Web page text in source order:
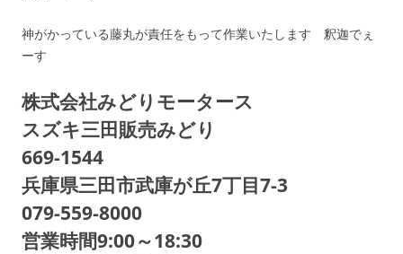
神がかっている藤丸が責任をもって作業いたします 釈迦でぇ
ーす
株式会社みどりモータース
スズキ三田販売みどり
669-1544
兵庫県三田市武庫が丘7丁目7-3
079-559-8000
営業時間9:00～18:30